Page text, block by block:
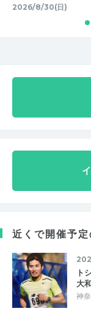
2026/8/30(日)
近くで開催予定
ト
大
神